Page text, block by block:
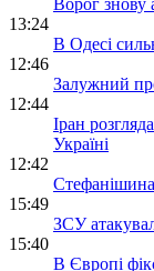
Ворог знову
13:24
В Одесі
12:46
Залужний
12:44
Іран
Україні
12:42
15:49
ЗСУ
15:40
В Європі